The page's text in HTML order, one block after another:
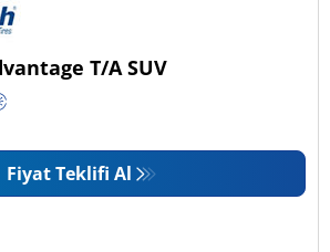
T/A SUV
Fiyat Teklifi Al